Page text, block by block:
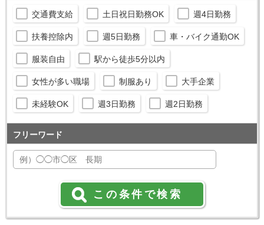
交通費支給 土日祝日勤務OK 週4日勤務
扶養控除内 週5日勤務 車・バイク通勤OK
服装自由 駅から徒歩5分以内
女性が多い職場 制服あり 大手企業
未経験OK 週3日勤務 週2日勤務
フリーワード